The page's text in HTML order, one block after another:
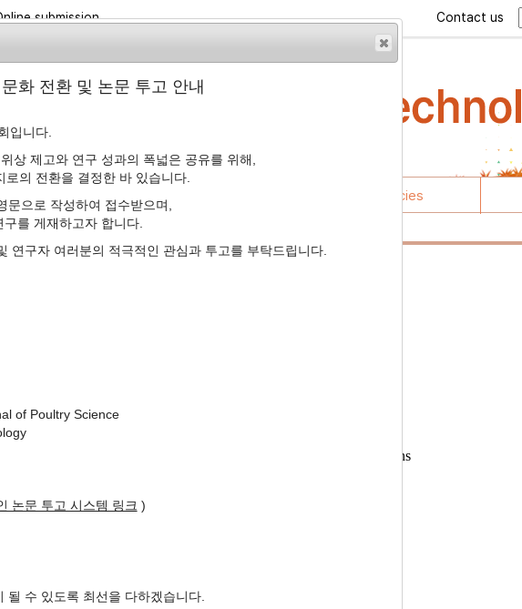
submission Contact us
Browse articles Journal policies
on Live Body Weight and Meat Quality Grade of Broiler Chickens
Hyeok Lee , Cheorun Jo
74.
화 전환 및 논문 투고 안내
입니다.
상 제고와 연구 성과의 폭넓은 공유를 위해,
의 전환을 결정한 바 있습니다.
으로 작성하여 접수받으며,
를 게재하고자 합니다.
연구자 여러분의 적극적인 관심과 투고를 부탁드립니다.
of Poultry Science
논문 투고 시스템 링크 )
수 있도록 최선을 다하겠습니다.